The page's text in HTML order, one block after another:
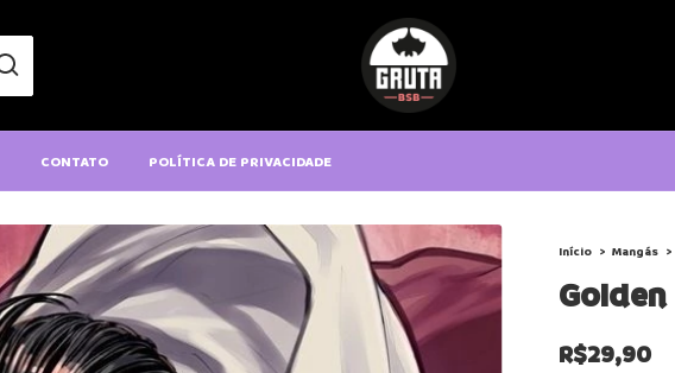
CONTATO POLÍTICA DE PRIVACIDADE
Início > Mangás >
R$29,90